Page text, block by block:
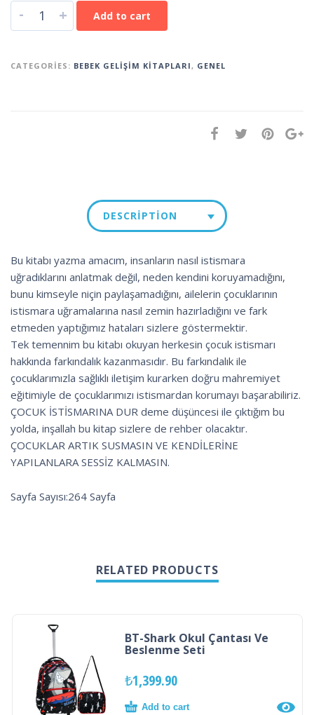
- + Add to cart
CATEGORIES: BEBEK GELIŞIM KITAPLARI , GENEL
DESCRIPTION
Bu kitabı yazma amacım, insanların nasıl istismara
uğradıklarını anlatmak değil, neden kendini koruyamadığını,
bunu kimseyle niçin paylaşamadığını, ailelerin çocuklarının
istismara uğramalarına nasıl zemin hazırladığını ve fark
etmeden yaptığımız hataları sizlere göstermektir.
Tek temennim bu kitabı okuyan herkesin çocuk istismarı
hakkında farkındalık kazanmasıdır. Bu farkındalık ile
çocuklarımızla sağlıklı iletişim kurarken doğru mahremiyet
eğitimiyle de çocuklarımızı istismardan korumayı başarabiliriz.
ÇOCUK İSTİSMARINA DUR deme düşüncesi ile çıktığım bu
yolda, inşallah bu kitap sizlere de rehber olacaktır.
ÇOCUKLAR ARTIK SUSMASIN VE KENDİLERİNE
YAPILANLARA SESSİZ KALMASIN.
Sayfa Sayısı:264 Sayfa
RELATED PRODUCTS
BT-Shark Okul Çantası Ve
Beslenme Seti
₺1,399.90
Add to cart